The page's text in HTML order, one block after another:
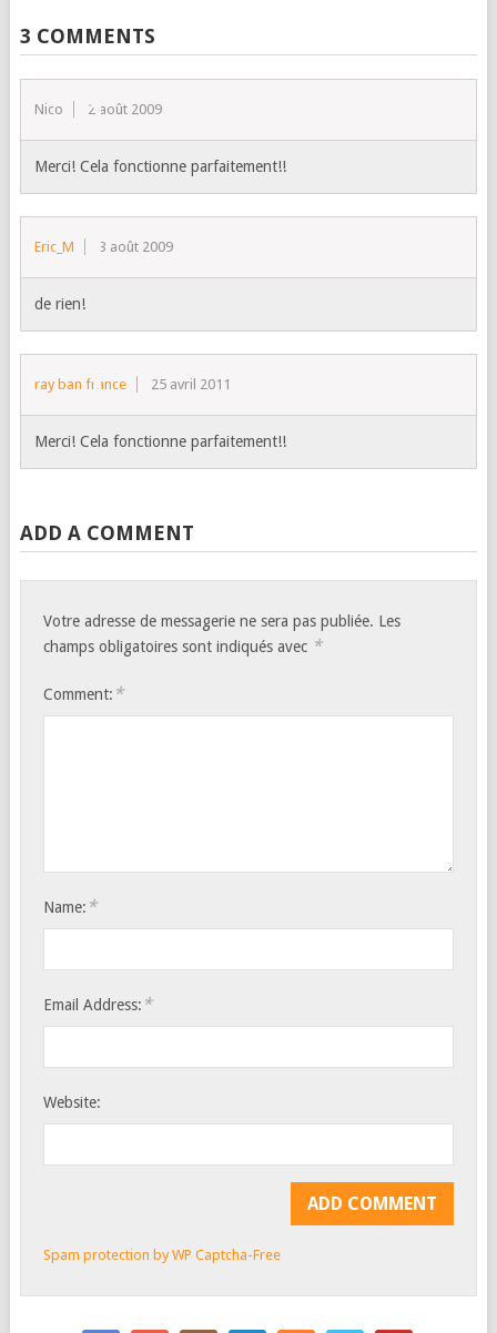
3 COMMENTS
Nico 2 août 2009
Merci! Cela fonctionne parfaitement!!
Eric_M 3 août 2009
de rien!
ray ban france 25 avril 2011
Merci! Cela fonctionne parfaitement!!
ADD A COMMENT
Votre adresse de messagerie ne sera pas publiée. Les
champs obligatoires sont indiqués avec *
Comment: *
Name: *
Email Address: *
Website:
Spam protection by WP Captcha-Free